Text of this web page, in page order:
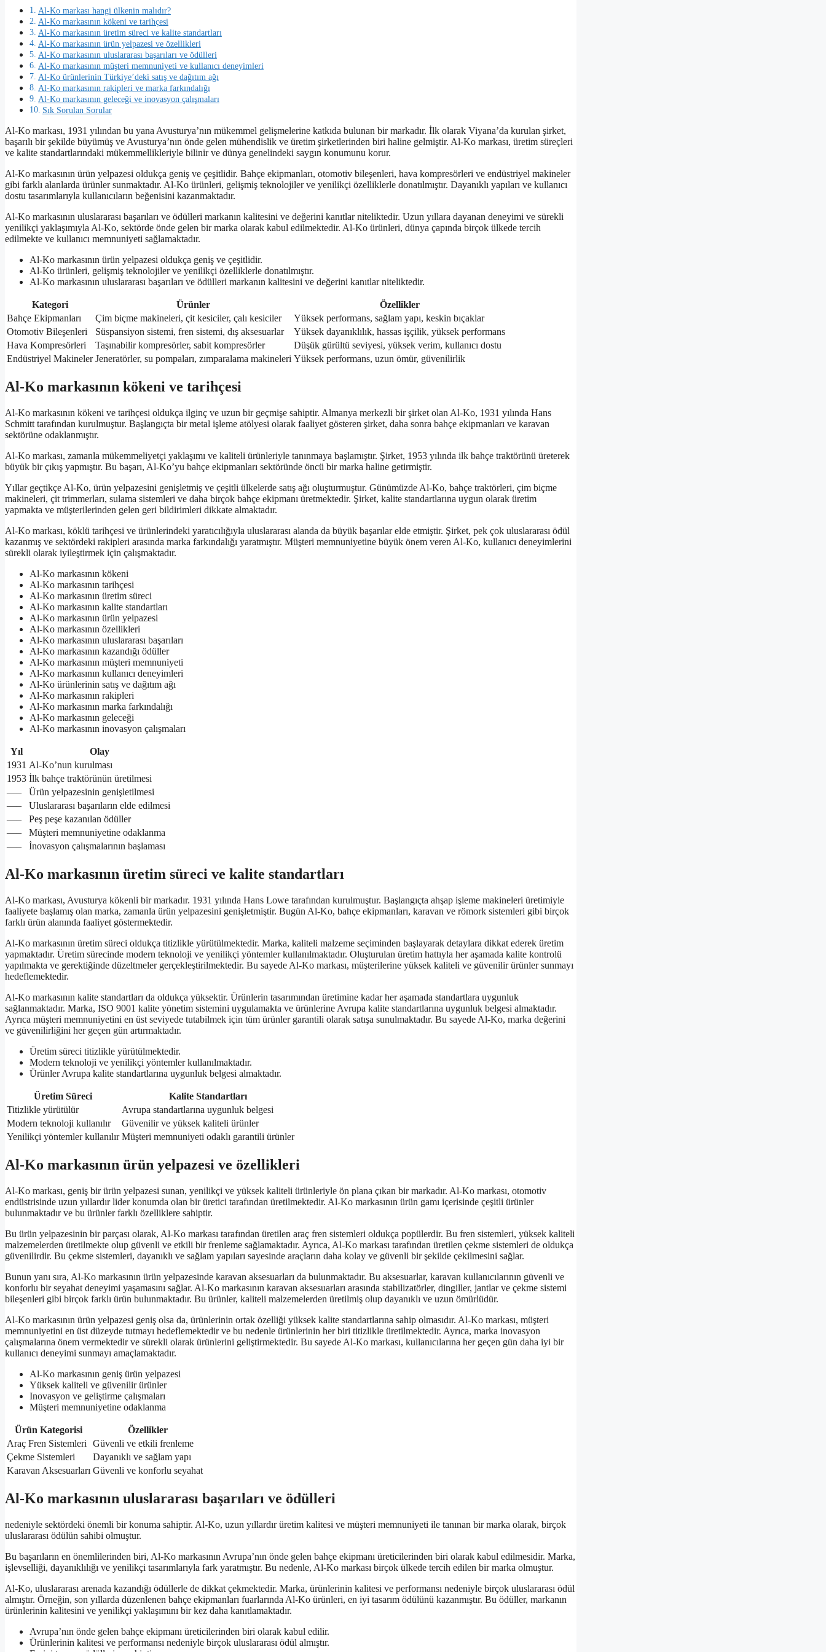
Al-Ko markası hangi ülkenin malıdır?
Al-Ko markasının kökeni ve tarihçesi
Al-Ko markasının üretim süreci ve kalite standartları
Al-Ko markasının ürün yelpazesi ve özellikleri
Al-Ko markasının uluslararası başarıları ve ödülleri
Al-Ko markasının müşteri memnuniyeti ve kullanıcı deneyimleri
Al-Ko ürünlerinin Türkiye’deki satış ve dağıtım ağı
Al-Ko markasının rakipleri ve marka farkındalığı
Al-Ko markasının geleceği ve inovasyon çalışmaları
Sık Sorulan Sorular
Al-Ko markası, 1931 yılından bu yana Avusturya’nın mükemmel gelişmelerine katkıda bulunan bir markadır. İlk olarak Viyana’da kurulan şirket,
başarılı bir şekilde büyümüş ve Avusturya’nın önde gelen mühendislik ve üretim şirketlerinden biri haline gelmiştir. Al-Ko markası, üretim süreçleri
ve kalite standartlarındaki mükemmellikleriyle bilinir ve dünya genelindeki saygın konumunu korur.
Al-Ko markasının ürün yelpazesi oldukça geniş ve çeşitlidir. Bahçe ekipmanları, otomotiv bileşenleri, hava kompresörleri ve endüstriyel makineler
gibi farklı alanlarda ürünler sunmaktadır. Al-Ko ürünleri, gelişmiş teknolojiler ve yenilikçi özelliklerle donatılmıştır. Dayanıklı yapıları ve kullanıcı
dostu tasarımlarıyla kullanıcıların beğenisini kazanmaktadır.
Al-Ko markasının uluslararası başarıları ve ödülleri markanın kalitesini ve değerini kanıtlar niteliktedir. Uzun yıllara dayanan deneyimi ve sürekli
yenilikçi yaklaşımıyla Al-Ko, sektörde önde gelen bir marka olarak kabul edilmektedir. Al-Ko ürünleri, dünya çapında birçok ülkede tercih
edilmekte ve kullanıcı memnuniyeti sağlamaktadır.
Al-Ko markasının ürün yelpazesi oldukça geniş ve çeşitlidir.
Al-Ko ürünleri, gelişmiş teknolojiler ve yenilikçi özelliklerle donatılmıştır.
Al-Ko markasının uluslararası başarıları ve ödülleri markanın kalitesini ve değerini kanıtlar niteliktedir.
Kategori Ürünler
Özellikler
Bahçe Ekipmanları
Çim biçme makineleri, çit kesiciler, çalı kesiciler
Yüksek performans, sağlam yapı, keskin bıçaklar
Otomotiv Bileşenleri
Süspansiyon sistemi, fren sistemi, dış aksesuarlar
Yüksek dayanıklılık, hassas işçilik, yüksek performans
Hava Kompresörleri
Taşınabilir kompresörler, sabit kompresörler
Düşük gürültü seviyesi, yüksek verim, kullanıcı dostu
Endüstriyel Makineler Jeneratörler, su pompaları, zımparalama makineleri Yüksek performans, uzun ömür, güvenilirlik
Al-Ko markasının kökeni ve tarihçesi
Al-Ko markasının kökeni ve tarihçesi oldukça ilginç ve uzun bir geçmişe sahiptir. Almanya merkezli bir şirket olan Al-Ko, 1931 yılında Hans
Schmitt tarafından kurulmuştur. Başlangıçta bir metal işleme atölyesi olarak faaliyet gösteren şirket, daha sonra bahçe ekipmanları ve karavan
sektörüne odaklanmıştır.
Al-Ko markası, zamanla mükemmeliyetçi yaklaşımı ve kaliteli ürünleriyle tanınmaya başlamıştır. Şirket, 1953 yılında ilk bahçe traktörünü üreterek
büyük bir çıkış yapmıştır. Bu başarı, Al-Ko’yu bahçe ekipmanları sektöründe öncü bir marka haline getirmiştir.
Yıllar geçtikçe Al-Ko, ürün yelpazesini genişletmiş ve çeşitli ülkelerde satış ağı oluşturmuştur. Günümüzde Al-Ko, bahçe traktörleri, çim biçme
makineleri, çit trimmerları, sulama sistemleri ve daha birçok bahçe ekipmanı üretmektedir. Şirket, kalite standartlarına uygun olarak üretim
yapmakta ve müşterilerinden gelen geri bildirimleri dikkate almaktadır.
Al-Ko markası, köklü tarihçesi ve ürünlerindeki yaratıcılığıyla uluslararası alanda da büyük başarılar elde etmiştir. Şirket, pek çok uluslararası ödül
kazanmış ve sektördeki rakipleri arasında marka farkındalığı yaratmıştır. Müşteri memnuniyetine büyük önem veren Al-Ko, kullanıcı deneyimlerini
sürekli olarak iyileştirmek için çalışmaktadır.
Al-Ko markasının kökeni
Al-Ko markasının tarihçesi
Al-Ko markasının üretim süreci
Al-Ko markasının kalite standartları
Al-Ko markasının ürün yelpazesi
Al-Ko markasının özellikleri
Al-Ko markasının uluslararası başarıları
Al-Ko markasının kazandığı ödüller
Al-Ko markasının müşteri memnuniyeti
Al-Ko markasının kullanıcı deneyimleri
Al-Ko ürünlerinin satış ve dağıtım ağı
Al-Ko markasının rakipleri
Al-Ko markasının marka farkındalığı
Al-Ko markasının geleceği
Al-Ko markasının inovasyon çalışmaları
Yıl
Olay
1931 Al-Ko’nun kurulması
1953 İlk bahçe traktörünün üretilmesi
—–
Ürün yelpazesinin genişletilmesi
—–
Uluslararası başarıların elde edilmesi
—–
Peş peşe kazanılan ödüller
—–
Müşteri memnuniyetine odaklanma
—–
İnovasyon çalışmalarının başlaması
Al-Ko markasının üretim süreci ve kalite standartları
Al-Ko markası, Avusturya kökenli bir markadır. 1931 yılında Hans Lowe tarafından kurulmuştur. Başlangıçta ahşap işleme makineleri üretimiyle
faaliyete başlamış olan marka, zamanla ürün yelpazesini genişletmiştir. Bugün Al-Ko, bahçe ekipmanları, karavan ve römork sistemleri gibi birçok
farklı ürün alanında faaliyet göstermektedir.
Al-Ko markasının üretim süreci oldukça titizlikle yürütülmektedir. Marka, kaliteli malzeme seçiminden başlayarak detaylara dikkat ederek üretim
yapmaktadır. Üretim sürecinde modern teknoloji ve yenilikçi yöntemler kullanılmaktadır. Oluşturulan üretim hattıyla her aşamada kalite kontrolü
yapılmakta ve gerektiğinde düzeltmeler gerçekleştirilmektedir. Bu sayede Al-Ko markası, müşterilerine yüksek kaliteli ve güvenilir ürünler sunmayı
hedeflemektedir.
Al-Ko markasının kalite standartları da oldukça yüksektir. Ürünlerin tasarımından üretimine kadar her aşamada standartlara uygunluk
sağlanmaktadır. Marka, ISO 9001 kalite yönetim sistemini uygulamakta ve ürünlerine Avrupa kalite standartlarına uygunluk belgesi almaktadır.
Ayrıca müşteri memnuniyetini en üst seviyede tutabilmek için tüm ürünler garantili olarak satışa sunulmaktadır. Bu sayede Al-Ko, marka değerini
ve güvenilirliğini her geçen gün artırmaktadır.
Üretim süreci titizlikle yürütülmektedir.
Modern teknoloji ve yenilikçi yöntemler kullanılmaktadır.
Ürünler Avrupa kalite standartlarına uygunluk belgesi almaktadır.
Üretim Süreci
Kalite Standartları
Titizlikle yürütülür
Avrupa standartlarına uygunluk belgesi
Modern teknoloji kullanılır
Güvenilir ve yüksek kaliteli ürünler
Yenilikçi yöntemler kullanılır Müşteri memnuniyeti odaklı garantili ürünler
Al-Ko markasının ürün yelpazesi ve özellikleri
Al-Ko markası, geniş bir ürün yelpazesi sunan, yenilikçi ve yüksek kaliteli ürünleriyle ön plana çıkan bir markadır. Al-Ko markası, otomotiv
endüstrisinde uzun yıllardır lider konumda olan bir üretici tarafından üretilmektedir. Al-Ko markasının ürün gamı içerisinde çeşitli ürünler
bulunmaktadır ve bu ürünler farklı özelliklere sahiptir.
Bu ürün yelpazesinin bir parçası olarak, Al-Ko markası tarafından üretilen araç fren sistemleri oldukça popülerdir. Bu fren sistemleri, yüksek kaliteli
malzemelerden üretilmekte olup güvenli ve etkili bir frenleme sağlamaktadır. Ayrıca, Al-Ko markası tarafından üretilen çekme sistemleri de oldukça
güvenilirdir. Bu çekme sistemleri, dayanıklı ve sağlam yapıları sayesinde araçların daha kolay ve güvenli bir şekilde çekilmesini sağlar.
Bunun yanı sıra, Al-Ko markasının ürün yelpazesinde karavan aksesuarları da bulunmaktadır. Bu aksesuarlar, karavan kullanıcılarının güvenli ve
konforlu bir seyahat deneyimi yaşamasını sağlar. Al-Ko markasının karavan aksesuarları arasında stabilizatörler, dingiller, jantlar ve çekme sistemi
bileşenleri gibi birçok farklı ürün bulunmaktadır. Bu ürünler, kaliteli malzemelerden üretilmiş olup dayanıklı ve uzun ömürlüdür.
Al-Ko markasının ürün yelpazesi geniş olsa da, ürünlerinin ortak özelliği yüksek kalite standartlarına sahip olmasıdır. Al-Ko markası, müşteri
memnuniyetini en üst düzeyde tutmayı hedeflemektedir ve bu nedenle ürünlerinin her biri titizlikle üretilmektedir. Ayrıca, marka inovasyon
çalışmalarına önem vermektedir ve sürekli olarak ürünlerini geliştirmektedir. Bu sayede Al-Ko markası, kullanıcılarına her geçen gün daha iyi bir
kullanıcı deneyimi sunmayı amaçlamaktadır.
Al-Ko markasının geniş ürün yelpazesi
Yüksek kaliteli ve güvenilir ürünler
Inovasyon ve geliştirme çalışmaları
Müşteri memnuniyetine odaklanma
Ürün Kategorisi
Özellikler
Araç Fren Sistemleri
Güvenli ve etkili frenleme
Çekme Sistemleri
Dayanıklı ve sağlam yapı
Karavan Aksesuarları Güvenli ve konforlu seyahat
Al-Ko markasının uluslararası başarıları ve ödülleri
nedeniyle sektördeki önemli bir konuma sahiptir. Al-Ko, uzun yıllardır üretim kalitesi ve müşteri memnuniyeti ile tanınan bir marka olarak, birçok
uluslararası ödülün sahibi olmuştur.
Bu başarıların en önemlilerinden biri, Al-Ko markasının Avrupa’nın önde gelen bahçe ekipmanı üreticilerinden biri olarak kabul edilmesidir. Marka,
işlevselliği, dayanıklılığı ve yenilikçi tasarımlarıyla fark yaratmıştır. Bu nedenle, Al-Ko markası birçok ülkede tercih edilen bir marka olmuştur.
Al-Ko, uluslararası arenada kazandığı ödüllerle de dikkat çekmektedir. Marka, ürünlerinin kalitesi ve performansı nedeniyle birçok uluslararası ödül
almıştır. Örneğin, son yıllarda düzenlenen bahçe ekipmanları fuarlarında Al-Ko ürünleri, en iyi tasarım ödülünü kazanmıştır. Bu ödüller, markanın
ürünlerinin kalitesini ve yenilikçi yaklaşımını bir kez daha kanıtlamaktadır.
Avrupa’nın önde gelen bahçe ekipmanı üreticilerinden biri olarak kabul edilir.
Ürünlerinin kalitesi ve performansı nedeniyle birçok uluslararası ödül almıştır.